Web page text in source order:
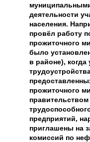
деятельности
населения.
провёл работу
прожиточного
было
в районе),
прожиточного
предприятий,
приглашены на
комиссий по